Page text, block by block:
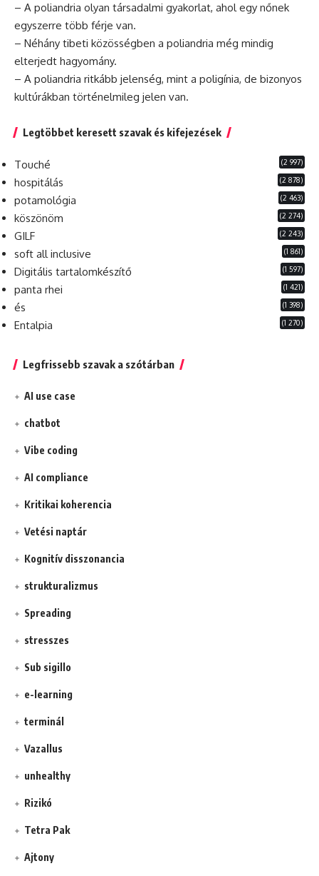
– A poliandria olyan társadalmi gyakorlat, ahol egy nőnek
egyszerre több férje van.
– Néhány tibeti közösségben a poliandria még mindig
elterjedt hagyomány.
– A poliandria ritkább jelenség, mint a poligínia, de bizonyos
kultúrákban történelmileg jelen van.
Legtöbbet keresett szavak és kifejezések
Touché (2 997)
hospitálás (2 878)
potamológia (2 463)
köszönöm (2 274)
GILF (2 243)
soft all inclusive (1 861)
Digitális tartalomkészítő (1 597)
panta rhei (1 421)
és (1 398)
Entalpia (1 270)
Legfrissebb szavak a szótárban
AI use case
chatbot
Vibe coding
AI compliance
Kritikai koherencia
Vetési naptár
Kognitív disszonancia
strukturalizmus
Spreading
stresszes
Sub sigillo
e-learning
terminál
Vazallus
unhealthy
Rizikó
Tetra Pak
Ajtony